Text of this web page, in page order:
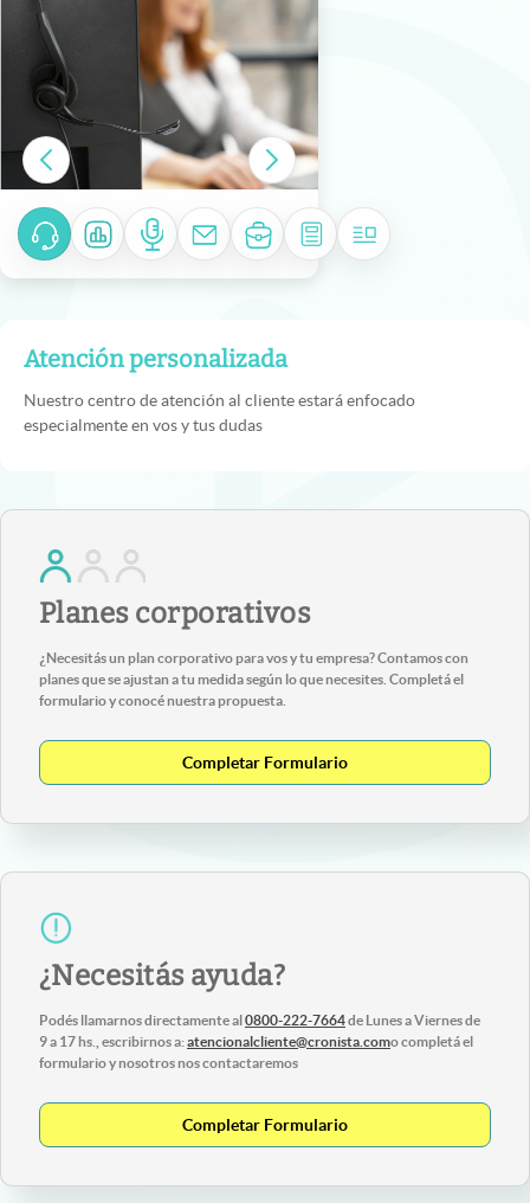
Atención personalizada
Nuestro centro de atención al cliente estará enfocado
especialmente en vos y tus dudas
Planes corporativos
¿Necesitás un plan corporativo para vos y tu empresa? Contamos con
planes que se ajustan a tu medida según lo que necesites. Completá el
formulario y conocé nuestra propuesta.
Completar Formulario
¿Necesitás ayuda?
Podés llamarnos directamente al 0800-222-7664de Lunes a Viernes de
9 a 17 hs., escribirnos a:atencionalcliente@cronista.como completá el
formulario y nosotros nos contactaremos
Completar Formulario